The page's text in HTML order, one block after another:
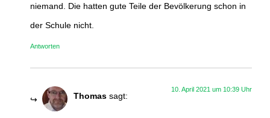
niemand. Die hatten gute Teile der Bevölkerung schon in
der Schule nicht.
Antworten
Thomas sagt:
10. April 2021 um 10:39 Uhr